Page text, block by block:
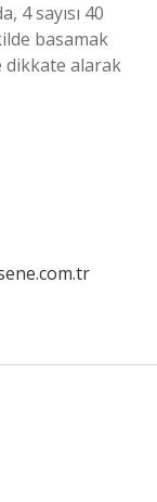
4 sayısı 40
basamak
dikkate alarak